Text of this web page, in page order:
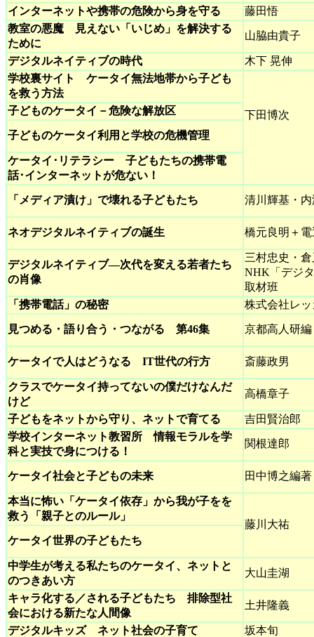
インターネットや携帯の危険から身を守る
藤田悟
教室の悪魔 見えない「いじめ」を解決する
ために
山脇由貴子
デジタルネイティブの時代
木下 晃伸
学校裏サイト ケータイ無法地帯から子ども
を救う方法
下田博次
子どものケータイ－危険な解放区
子どものケータイ利用と学校の危機管理
ケータイ･リテラシー 子どもたちの携帯電
話･インターネットが危ない！
「メディア漬け」で壊れる子どもたち 清川輝基・
ネオデジタルネイティブの誕生 橋元良明＋
デジタルネイティブ―次代を変える若者たち
の肖像
三村忠史・
NHK「デジ
取材班
「携帯電話」の秘密
株式会社レ
見つめる・語り合う・つながる 第46集 京都高人研編
ケータイで人はどうなる IT世代の行方 斎藤政男
クラスでケータイ持ってないの僕だけなんだ
けど
高橋章子
子どもをネットから守り、ネットで育てる
吉田賢治郎
学校インターネット教習所 情報モラルを学
科と実技で身につける！
関根達郎
ケータイ社会と子どもの未来 田中博之編著
本当に怖い「ケータイ依存」から我が子をを
救う「親子とのルール」
藤川大祐
ケータイ世界の子どもたち
中学生が考える私たちのケータイ、ネットと
のつきあい方
大山圭湖
キャラ化する／される子どもたち 排除型社
会における新たな人間像
土井隆義
デジタルキッズ ネット社会の子育て
坂本旬